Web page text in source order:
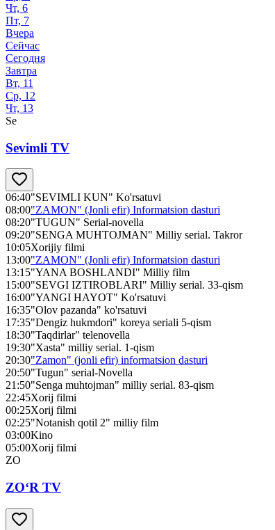
Чт, 6
Пт, 7
Вчера
Сейчас
Сегодня
Завтра
Вт, 11
Ср, 12
Чт, 13
Se
Sevimli TV
06:40"SEVIMLI KUN" Ko'rsatuvi
08:00"ZAMON" (Jonli efir) Informatsion dasturi
08:20"TUGUN" Serial-novella
09:20"SENGA MUHTOJMAN" Milliy serial. Takror
10:05Xorijiy filmi
13:00"ZAMON" (Jonli efir) Informatsion dasturi
13:15"YANA BOSHLANDI" Milliy film
15:00"SEVGI IZTIROBLARI" Milliy serial. 33-qism
16:00"YANGI HAYOT" Ko'rsatuvi
16:35"Olov pazanda" ko'rsatuvi
17:35"Dengiz hukmdori" koreya seriali 5-qism
18:30"Taqdirlar" telenovella
19:30"Xasta" milliy serial. 1-qism
20:30"Zamon" (jonli efir) informatsion dasturi
20:50"Tugun" serial-Novella
21:50"Senga muhtojman" milliy serial. 83-qism
22:45Xorij filmi
00:25Xorij filmi
02:25"Notanish qotil 2" milliy film
03:00Kino
05:00Xorij filmi
ZO
ZO‘R TV